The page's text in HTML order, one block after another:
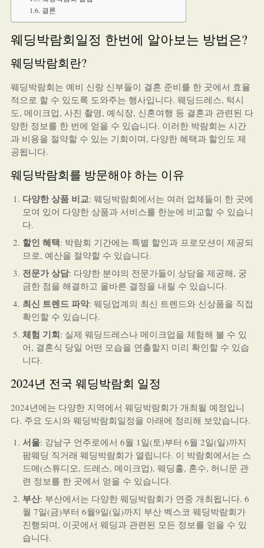
결론
웨딩박람회일정 한번에 알아보는 방법은?
웨딩박람회란?
웨딩박람회는 예비 신랑 신부들이 결혼 준비를 한 곳에서 효율
적으로 할 수 있도록 도와주는 행사입니다. 웨딩드레스, 턱시
도, 메이크업, 사진 촬영, 예식장, 신혼여행 등 결혼과 관련된 다
양한 정보를 한 번에 얻을 수 있습니다. 이러한 박람회는 시간
과 비용을 절약할 수 있는 기회이며, 다양한 혜택과 할인도 제
공됩니다.
웨딩박람회를 방문해야 하는 이유
다양한 상품 비교: 웨딩박람회에서는 여러 업체들이 한 곳에
모여 있어 다양한 상품과 서비스를 한눈에 비교할 수 있습니
다.
할인 혜택: 박람회 기간에는 특별 할인과 프로모션이 제공되
므로, 예산을 절약할 수 있습니다.
전문가 상담: 다양한 분야의 전문가들이 상담을 제공해, 궁
금한 점을 해결하고 올바른 결정을 내릴 수 있습니다.
최신 트렌드 파악: 웨딩업계의 최신 트렌드와 신상품을 직접
확인할 수 있습니다.
체험 기회: 실제 웨딩드레스나 메이크업을 체험해 볼 수 있
어, 결혼식 당일 어떤 모습을 연출할지 미리 확인할 수 있습
니다.
2024년 전국 웨딩박람회 일정
2024년에는 다양한 지역에서 웨딩박람회가 개최될 예정입니
다. 주요 도시와 웨딩박람회일정을 아래에 정리해 보았습니다.
서울: 강남구 언주로에서 6월 1일(토)부터 6월 2일(일)까지
팜웨딩 직거래 웨딩박람회가 열립니다. 이 박람회에서는 스
드메(스튜디오, 드레스, 메이크업), 웨딩홀, 혼수, 허니문 관
련 정보를 한 곳에서 얻을 수 있습니다.
부산: 부산에서는 다양한 웨딩박람회가 연중 개최됩니다. 6
월 7일(금)부터 6월9일(일)까지 부산 벡스코 웨딩박람회가
진행되며, 이곳에서 웨딩과 관련된 모든 정보를 얻을 수 있
습니다.